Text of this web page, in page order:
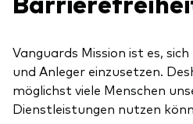
Anleihen
Anlagefokus
Wir stellen uns vor
Betrugsprävention
Vanguards Mission ist es,
und Anleger einzusetzen.
möglichst viele Menschen
Dienstleistungen nutzen